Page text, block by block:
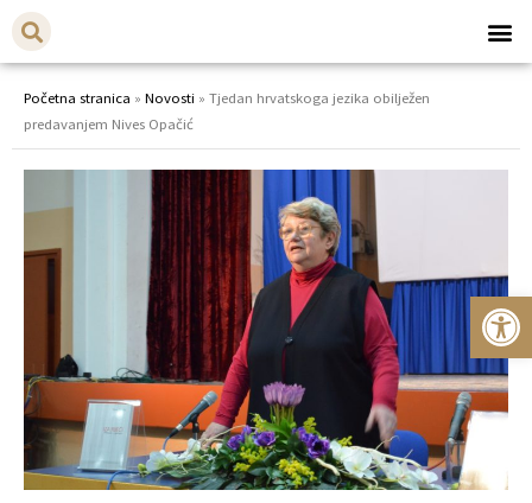
Početna stranica » Novosti » Tjedan hrvatskoga jezika obilježen
predavanjem Nives Opačić